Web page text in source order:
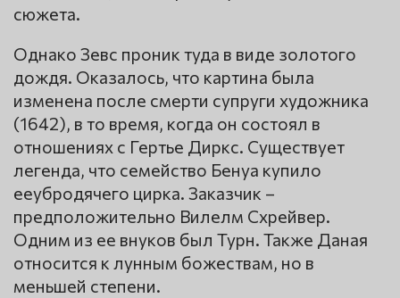
сюжета.
Однако Зевс проник туда в виде золотого
дождя. Оказалось, что картина была
изменена после смерти супруги художника
(1642), в то время, когда он состоял в
отношениях с Гертье Диркс. Существует
легенда, что семейство Бенуа купило
ееубродячего цирка. Заказчик –
предположительно Вилелм Схрейвер.
Одним из ее внуков был Турн. Также Даная
относится к лунным божествам, но в
меньшей степени.